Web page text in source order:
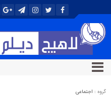
گروه : اجتماعی